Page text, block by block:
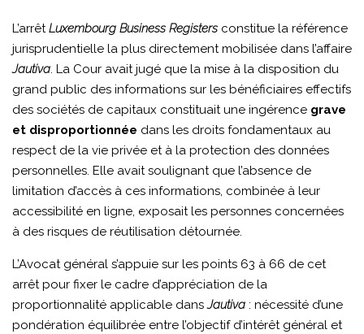
L’arrêtLuxembourg Business Registers constitue la référence
jurisprudentielle la plus directement mobilisée dans l’affaire
Jautiva. La Cour avait jugé que la mise à la disposition du
grand public des informations sur les bénéficiaires effectifs
des sociétés de capitaux constituait une ingérence grave
et disproportionnée dans les droits fondamentaux au
respect de la vie privée et à la protection des données
personnelles. Elle avait soulignant que l’absence de
limitation d’accès à ces informations, combinée à leur
accessibilité en ligne, exposait les personnes concernées
à des risques de réutilisation détournée.
L’Avocat général s’appuie sur les points 63 à 66 de cet
arrêt pour fixer le cadre d’appréciation de la
proportionnalité applicable dansJautiva : nécessité d’une
pondération équilibrée entre l’objectif d’intérêt général et